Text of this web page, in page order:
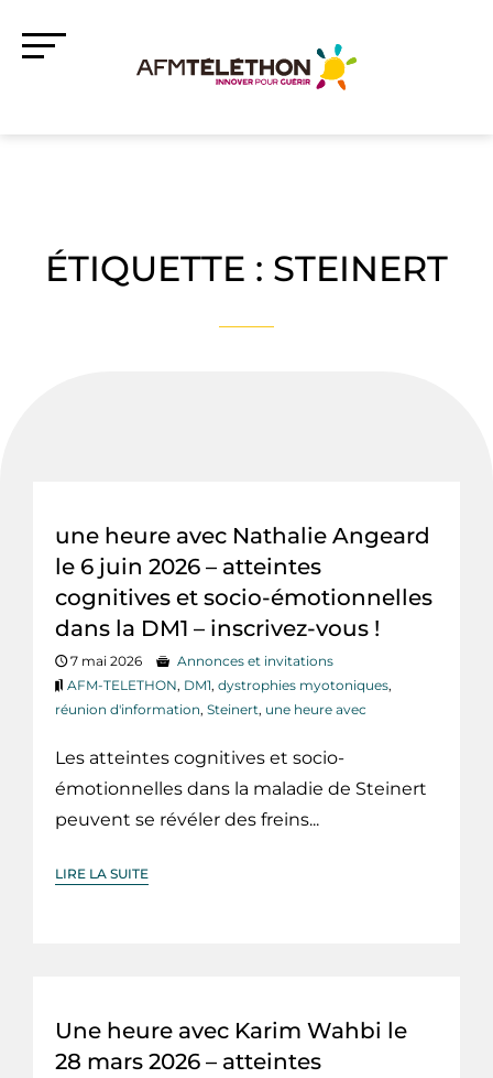
ÉTIQUETTE : STEINERT
une heure avec Nathalie Angeard
le 6 juin 2026 – atteintes
cognitives et socio-émotionnelles
dans la DM1 – inscrivez-vous !
7 mai 2026
Annonces et invitations
AFM-TELETHON, DM1, dystrophies myotoniques,
réunion d'information, Steinert, une heure avec
Les atteintes cognitives et socio-
émotionnelles dans la maladie de Steinert
peuvent se révéler des freins...
LIRE LA SUITE
Une heure avec Karim Wahbi le
28 mars 2026 – atteintes